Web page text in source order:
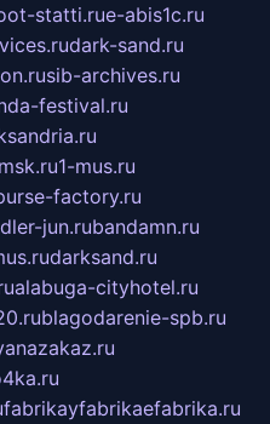
statti.rue-abis1c.ru
dark-sand.ru
sib-archives.ru
festival.ru
1-mus.ru
factory.ru
jun.rubandamn.ru
darksand.ru
alabuga-cityhotel.ru
blagodarenie-spb.ru
fabrikayfabrikaefabrika.ru